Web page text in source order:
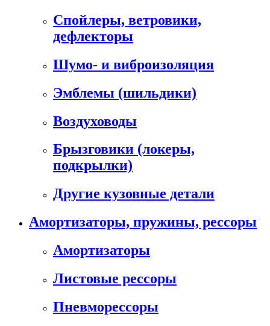
Спойлеры, ветровики,
дефлекторы
Шумо- и виброизоляция
Эмблемы (шильдики)
Воздуховоды
Брызговики (локеры,
подкрылки)
Другие кузовные детали
Амортизаторы, пружины, рессоры
Амортизаторы
Листовые рессоры
Пневморессоры